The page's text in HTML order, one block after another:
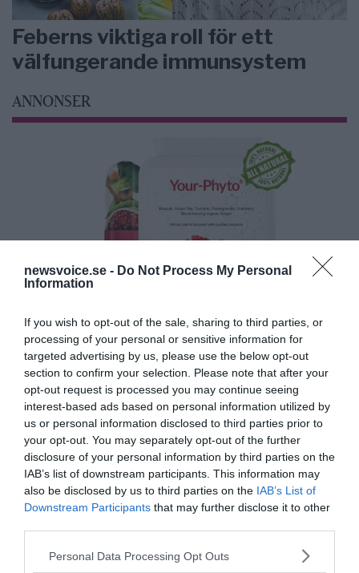
newsvoice.se - Do Not Process My Personal
Information
If you wish to opt-out of the sale, sharing to third parties, or
processing of your personal or sensitive information for
targeted advertising by us, please use the below opt-out
section to confirm your selection. Please note that after your
opt-out request is processed you may continue seeing
interest-based ads based on personal information utilized by
us or personal information disclosed to third parties prior to
your opt-out. You may separately opt-out of the further
disclosure of your personal information by third parties on the
IAB’s list of downstream participants. This information may
also be disclosed by us to third parties on the IAB’s List of
Downstream Participants that may further disclose it to other
Please note that this website/app uses one or more Google
Personal Data Processing Opt Outs
Feberns viktiga roll för ett
välfungerande immunsystem
ANNONSER